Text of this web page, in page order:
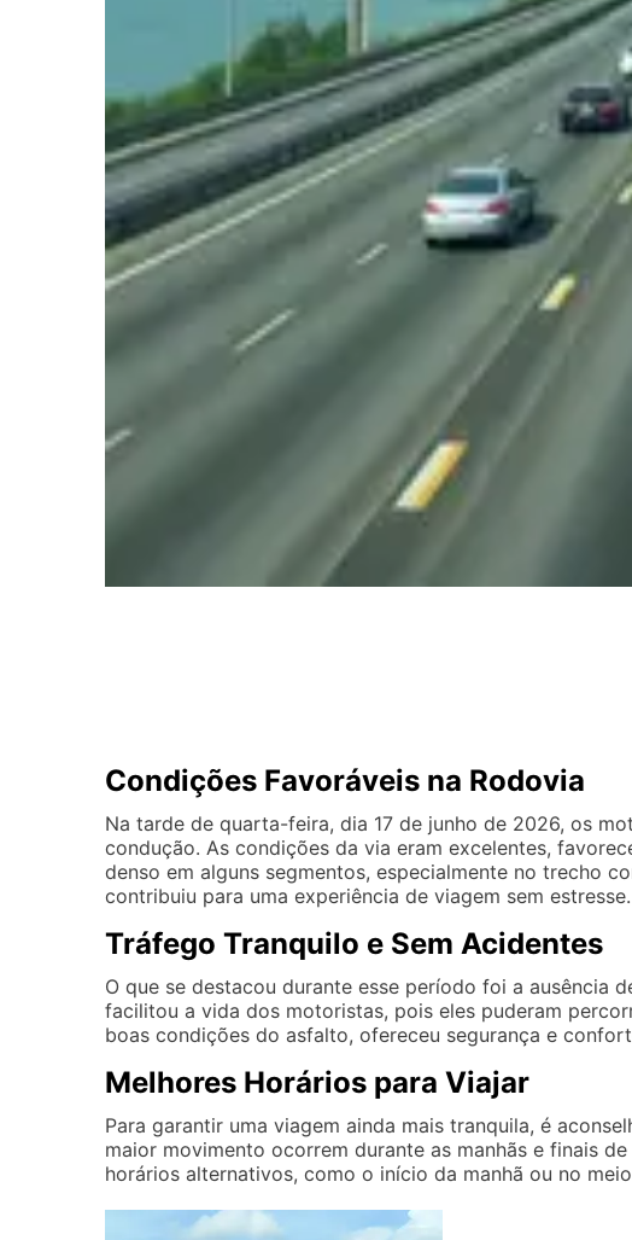
Condições Favoráveis na Rodovia
Na tarde de quarta-feira, dia 17 de junho de 2026, os
condução. As condições da via eram excelentes,
denso em alguns segmentos, especialmente no trecho
contribuiu para uma experiência de viagem sem estresse.
Tráfego Tranquilo e Sem Acidentes
O que se destacou durante esse período foi a ausência
facilitou a vida dos motoristas, pois eles puderam
boas condições do asfalto, ofereceu segurança e
Melhores Horários para Viajar
Para garantir uma viagem ainda mais tranquila, é
maior movimento ocorrem durante as manhãs e finais
horários alternativos, como o início da manhã ou no